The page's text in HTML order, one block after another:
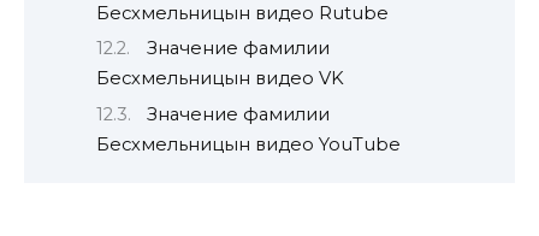
Бесхмельницын видео Rutube
Значение фамилии
Бесхмельницын видео VK
Значение фамилии
Бесхмельницын видео YouTube